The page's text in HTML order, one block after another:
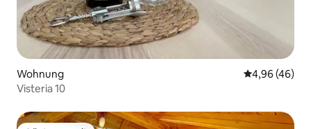
Wohnung
4,96 (46)
Visteria 10